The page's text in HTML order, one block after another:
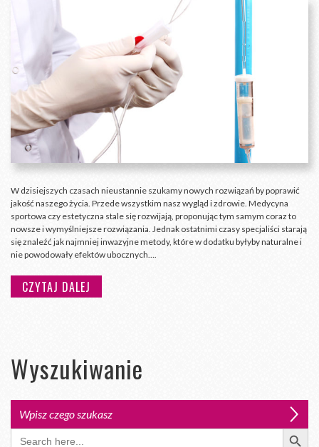
W dzisiejszych czasach nieustannie szukamy nowych rozwiązań by poprawić
jakość naszego życia. Przede wszystkim nasz wygląd i zdrowie. Medycyna
sportowa czy estetyczna stale się rozwijają, proponując tym samym coraz to
nowsze i wymyślniejsze rozwiązania. Jednak ostatnimi czasy specjaliści starają
się znaleźć jak najmniej inwazyjne metody, które w dodatku byłyby naturalne i
nie powodowały efektów ubocznych….
CZYTAJ DALEJ
Wyszukiwanie
Search
for:
Search Button